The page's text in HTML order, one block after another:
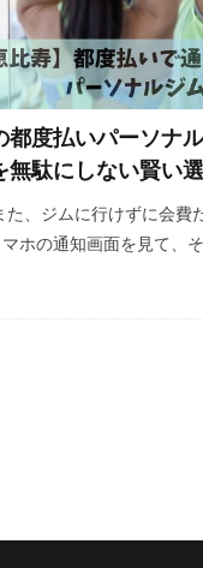
都度払いパーソナ
無駄にしない賢い
た、ジムに行けずに会費
ホの通知画面を見て、